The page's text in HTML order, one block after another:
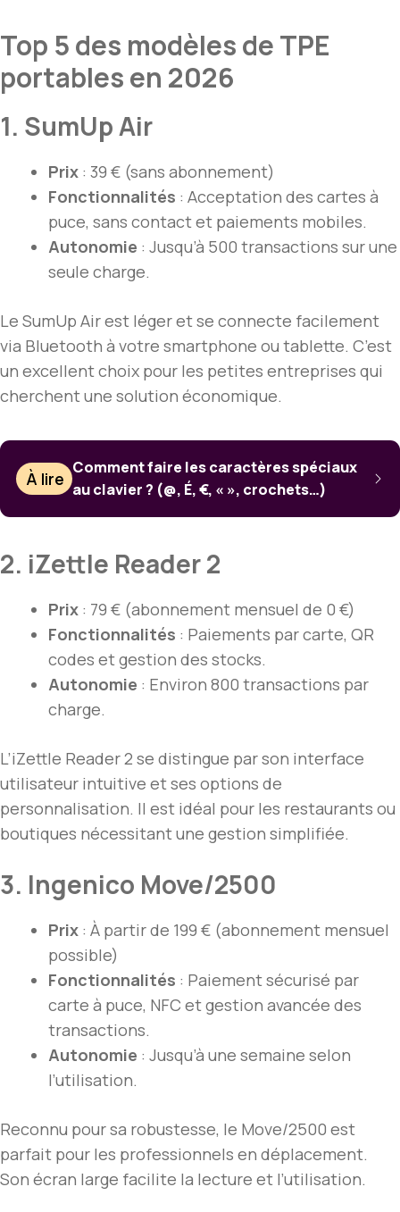
Top 5 des modèles de TPE
portables en 2026
1. SumUp Air
Prix : 39 € (sans abonnement)
Fonctionnalités : Acceptation des cartes à
puce, sans contact et paiements mobiles.
Autonomie : Jusqu’à 500 transactions sur une
seule charge.
Le SumUp Air est léger et se connecte facilement
via Bluetooth à votre smartphone ou tablette. C’est
un excellent choix pour les petites entreprises qui
cherchent une solution économique.
À lire
Comment faire les caractères spéciaux
au clavier ? (@, É, €, « », crochets…)
2. iZettle Reader 2
Prix : 79 € (abonnement mensuel de 0 €)
Fonctionnalités : Paiements par carte, QR
codes et gestion des stocks.
Autonomie : Environ 800 transactions par
charge.
L’iZettle Reader 2 se distingue par son interface
utilisateur intuitive et ses options de
personnalisation. Il est idéal pour les restaurants ou
boutiques nécessitant une gestion simplifiée.
3. Ingenico Move/2500
Prix : À partir de 199 € (abonnement mensuel
possible)
Fonctionnalités : Paiement sécurisé par
carte à puce, NFC et gestion avancée des
transactions.
Autonomie : Jusqu’à une semaine selon
l’utilisation.
Reconnu pour sa robustesse, le Move/2500 est
parfait pour les professionnels en déplacement.
Son écran large facilite la lecture et l’utilisation.